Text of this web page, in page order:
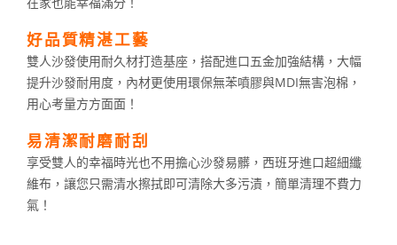
好品質精湛工藝
雙人沙發使用耐久材打造基座，搭配進口五金加強結構，大幅
提升沙發耐用度，內材更使用環保無苯噴膠與MDI無害泡棉，
用心考量方方面面！
易清潔耐磨耐刮
享受雙人的幸福時光也不用擔心沙發易髒，西班牙進口超細纖
維布，讓您只需清水擦拭即可清除大多污漬，簡單清理不費力
氣！